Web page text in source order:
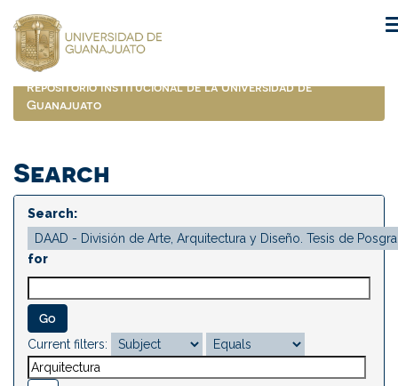
navigation
Repositorio Institucional de la Universidad de
Guanajuato
Search
Search:
for
Current filters: